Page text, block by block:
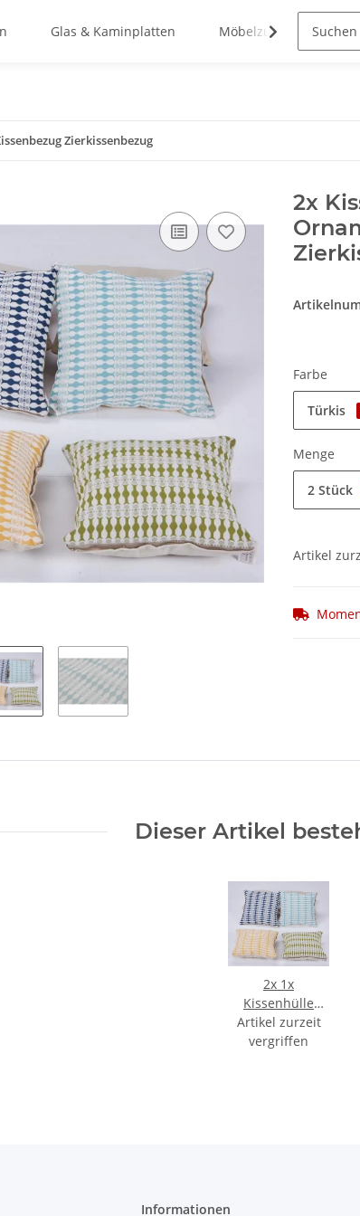
Glas & Kaminplatten Möbelzubehör
Zierkissenbezug
2x
Farbe
Türkis
Menge
2 Stück
Artikel
Dieser Artikel
2x 1x
Kissenhülle
40x40 cm Dekor
Ornamente
Artikel zurzeit
vergriffen
Informationen